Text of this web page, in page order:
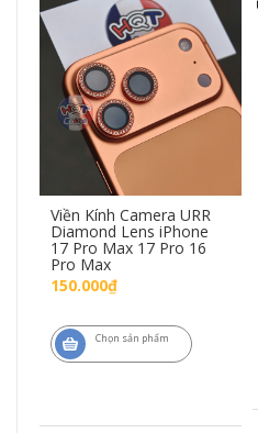
Viền Kính Camera URR
Diamond Lens iPhone
17 Pro Max 17 Pro 16
Pro Max
150.000₫
Chọn sản phẩm